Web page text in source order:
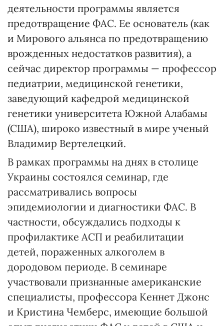
деятельности программы является
предотвращение ФАС. Ее основатель (как
и Мирового альянса по предотвращению
врожденных недостатков развития), а
сейчас директор программы — профессор
педиатрии, медицинской генетики,
заведующий кафедрой медицинской
генетики университета Южной Алабамы
(США), широко известный в мире ученый
Владимир Вертелецкий.
В рамках программы на днях в столице
Украины состоялся семинар, где
рассматривались вопросы
эпидемиологии и диагностики ФАС. В
частности, обсуждались подходы к
профилактике АСП и реабилитации
детей, пораженных алкоголем в
дородовом периоде. В семинаре
участвовали признанные американские
специалисты, профессора Кеннет Джонс
и Кристина Чемберс, имеющие большой